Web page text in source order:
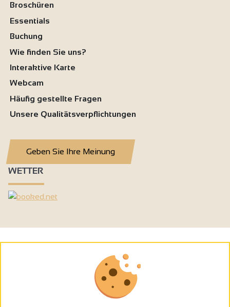
Broschüren
Essentials
Buchung
Wie finden Sie uns?
Interaktive Karte
Webcam
Häufig gestellte Fragen
Unsere Qualitätsverpflichtungen
Geben Sie Ihre Meinung
WETTER